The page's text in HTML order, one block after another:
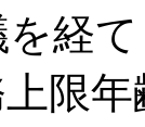
経
上限